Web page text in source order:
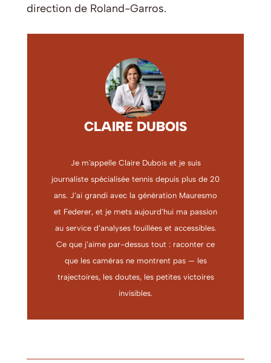
direction de Roland-Garros.
CLAIRE DUBOIS
Je m'appelle Claire Dubois et je suis
journaliste spécialisée tennis depuis plus de 20
ans. J’ai grandi avec la génération Mauresmo
et Federer, et je mets aujourd’hui ma passion
au service d’analyses fouillées et accessibles.
Ce que j’aime par-dessus tout : raconter ce
que les caméras ne montrent pas — les
trajectoires, les doutes, les petites victoires
invisibles.